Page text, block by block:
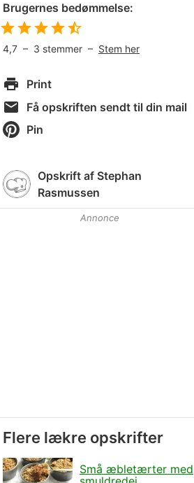
Brugernes bedømmelse:
4,7 – 3 stemmer – Stem her
Print
Få opskriften sendt til din mail
Pin
Opskrift af Stephan
Rasmussen
Annonce
Flere lækre opskrifter
Små æbletærter med